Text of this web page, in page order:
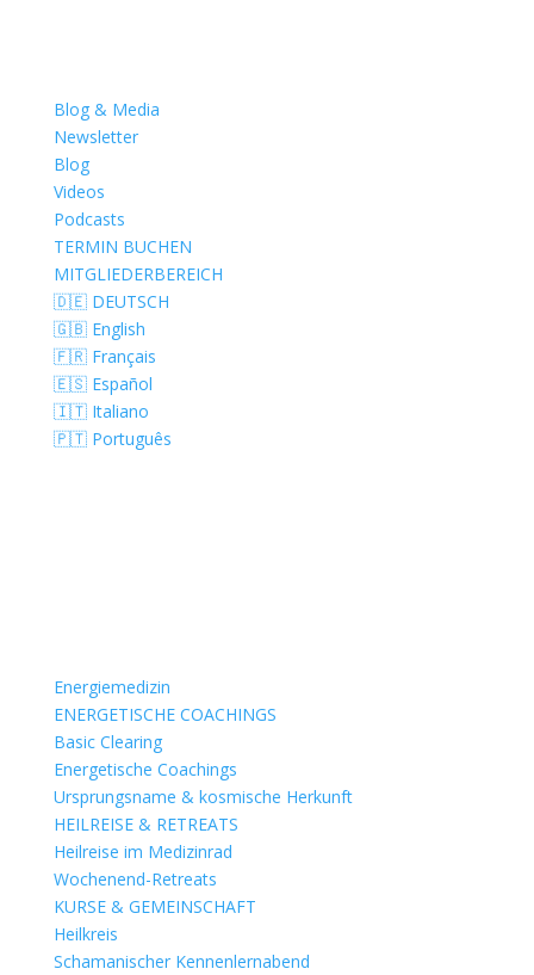
Blog & Media
Newsletter
Blog
Videos
Podcasts
TERMIN BUCHEN
MITGLIEDERBEREICH
🇩🇪 DEUTSCH
🇬🇧 English
🇫🇷 Français
🇪🇸 Español
🇮🇹 Italiano
🇵🇹 Português
Energiemedizin
ENERGETISCHE COACHINGS
Basic Clearing
Energetische Coachings
Ursprungsname & kosmische Herkunft
HEILREISE & RETREATS
Heilreise im Medizinrad
Wochenend-Retreats
KURSE & GEMEINSCHAFT
Heilkreis
Schamanischer Kennenlernabend